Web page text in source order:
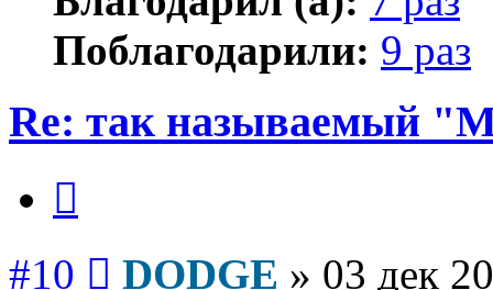
Поблагодарили: 9 раз
Re: так называемый
#10 DODGE » 03 дек